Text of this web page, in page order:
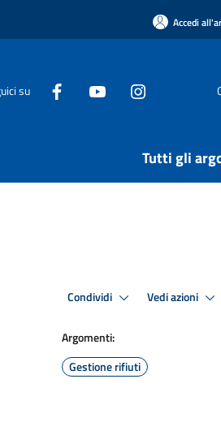
Accedi
su
Tutti gli
Condividi Vedi azioni
Argomenti:
Gestione rifiuti